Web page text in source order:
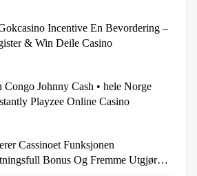
Incentive En Bevordering –
& Win Deile Casino
Congo Johnny Cash • hele Norge
Playzee Online Casino
Cassinoet Funksjonen
Bonus Og Fremme Utgjøre